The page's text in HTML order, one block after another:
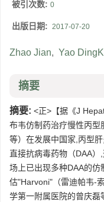
被引次数: 0
出版日期: 2017-07-20
Zhao Jian, Yao
摘要
摘要: <正>【据《J
布韦仿制药治疗慢性丙
等）在发展中国家,丙型
直接抗病毒药物（DAA
场上已出现多种DAA的
估"Harvoni"（雷迪帕韦-
学第一附属医院的曾庆磊